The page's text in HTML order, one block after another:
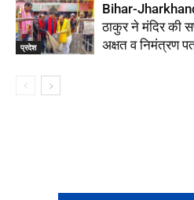
प्रदेश
Bihar-
ठाकुर ने मंदिर की
अक्षत व निमंत्रण